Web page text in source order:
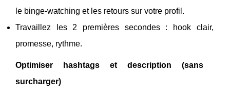
le binge-watching et les retours sur votre profil.
Travaillez les 2 premières secondes : hook clair,
promesse, rythme.
Optimiser hashtags et description (sans
surcharger)